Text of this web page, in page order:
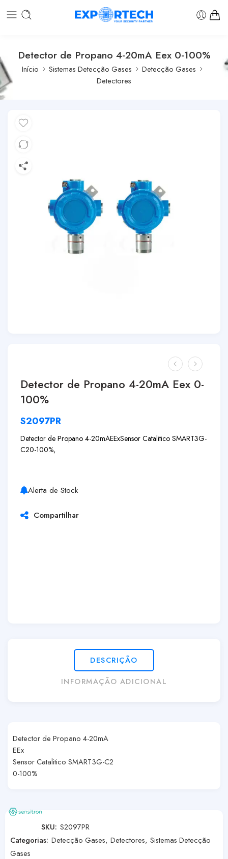
Detector de Propano 4-20mA Eex 0-100%
Início Sistemas Detecção Gases
Detecção Gases
Detectores
Detector de Propano 4-20mA Eex 0-
100%
S2097PR
Detector de Propano 4-20mAEExSensor Catalitico SMART3G-
C20-100%,
Alerta de Stock
Compartilhar
DESCRIÇÃO
INFORMAÇÃO ADICIONAL
Detector de Propano 4-20mA
EEx
Sensor Catalitico SMART3G-C2
0-100%
SKU: S2097PR
Categorias: Detecção Gases, Detectores, Sistemas Detecção
Gases